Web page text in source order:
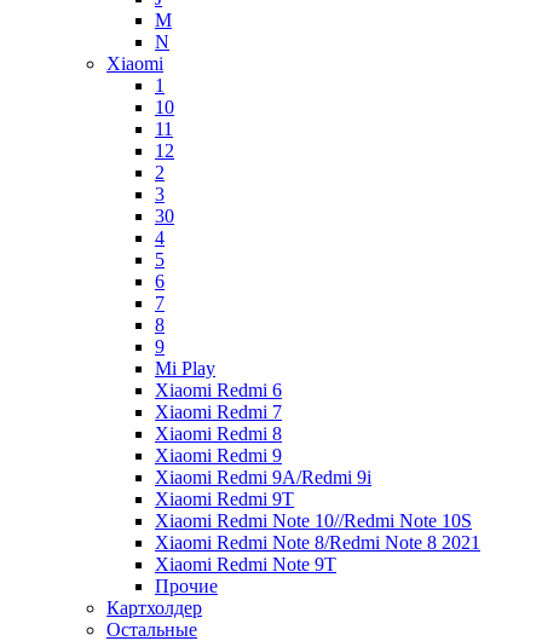
M
N
Xiaomi
1
10
11
12
2
3
30
4
5
6
7
8
9
Mi Play
Xiaomi Redmi 6
Xiaomi Redmi 7
Xiaomi Redmi 8
Xiaomi Redmi 9
Xiaomi Redmi 9A/Redmi 9i
Xiaomi Redmi 9T
Xiaomi Redmi Note 10//Redmi Note 10S
Xiaomi Redmi Note 8/Redmi Note 8 2021
Xiaomi Redmi Note 9T
Прочие
Картхолдер
Остальные